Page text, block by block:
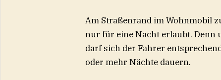
Am Straßenrand im Wohnmobil
nur für eine Nacht erlaubt. Denn
darf sich der Fahrer
oder mehr Nächte dauern.